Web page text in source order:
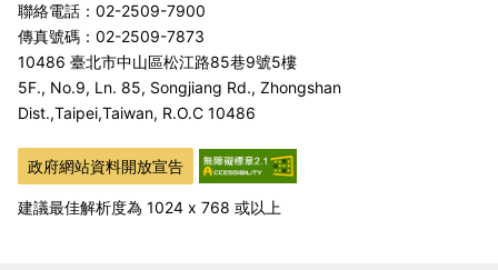
聯絡電話：02-2509-7900
傳真號碼：02-2509-7873
10486 臺北市中山區松江路85巷9號5樓
5F., No.9, Ln. 85, Songjiang Rd., Zhongshan
Dist.,Taipei,Taiwan, R.O.C 10486
政府網站資料開放宣告
建議最佳解析度為 1024 x 768 或以上